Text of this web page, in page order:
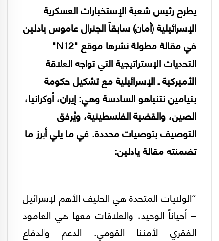
يطرح رئيس شعبة الإستخبارات العسكرية
الإسرائيلية (أمان) سابقاً الجنرال عاموس يادلين
في مقالة مطولة نشرها موقع "N12"
التحديات الإستراتيجية التي تواجه العلاقة
الأميركية ـ الإسرائيلية مع تشكيل حكومة
بنيامين نتنياهو السادسة وهي: إيران، أوكرانيا،
الصين، والقضية الفلسطينية، ويُرفق
التوصيف بتوصيات محددة. في ما يلي أبرز ما
تضمنته مقالة يادلين:
“الولايات المتحدة هي الحليف الأهم لإسرائيل
– أحياناً الوحيد، والعلاقات معها هي العامود
الفقري لأمننا القومي. الدعم والدفاع